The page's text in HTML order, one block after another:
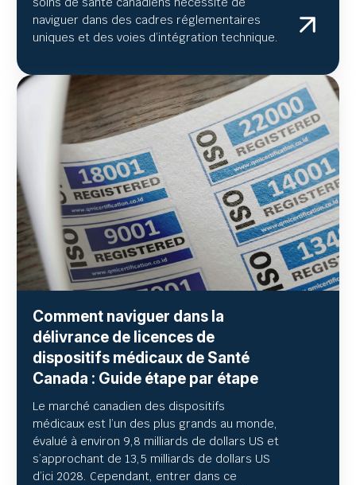
naviguer dans des cadres réglementaires
uniques et des voies d’intégration technique.
Comment naviguer dans la
délivrance de licences de
dispositifs médicaux de Santé
Canada : Guide étape par étape
Le marché canadien des dispositifs
médicaux est l’un des plus grands au monde,
évalué à environ 9,8 milliards de dollars US et
s’approchant de 13,5 milliards de dollars US
d’ici 2028. Cependant, entrer dans ce